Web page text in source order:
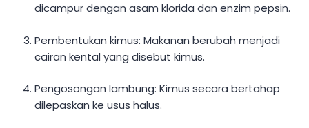
dicampur dengan asam klorida dan enzim pepsin.
Pembentukan kimus: Makanan berubah menjadi
cairan kental yang disebut kimus.
Pengosongan lambung: Kimus secara bertahap
dilepaskan ke usus halus.